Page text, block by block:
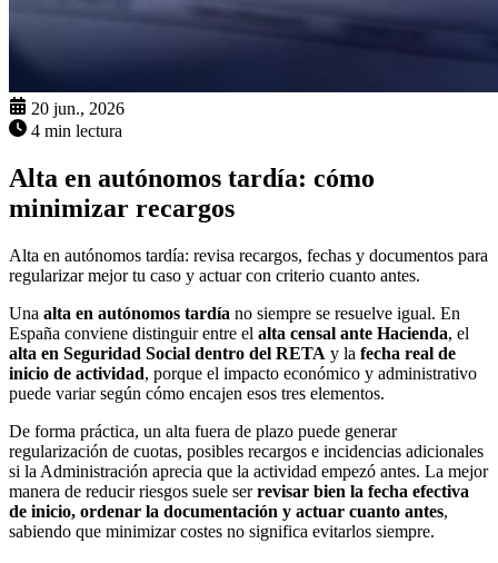
20 jun., 2026
4 min lectura
Alta en autónomos tardía: cómo
minimizar recargos
Alta en autónomos tardía: revisa recargos, fechas y documentos para
regularizar mejor tu caso y actuar con criterio cuanto antes.
Una alta en autónomos tardía no siempre se resuelve igual. En
España conviene distinguir entre el alta censal ante Hacienda, el
alta en Seguridad Social dentro del RETA y la fecha real de
inicio de actividad, porque el impacto económico y administrativo
puede variar según cómo encajen esos tres elementos.
De forma práctica, un alta fuera de plazo puede generar
regularización de cuotas, posibles recargos e incidencias adicionales
si la Administración aprecia que la actividad empezó antes. La mejor
manera de reducir riesgos suele serrevisar bien la fecha efectiva
de inicio, ordenar la documentación y actuar cuanto antes,
sabiendo que minimizar costes no significa evitarlos siempre.